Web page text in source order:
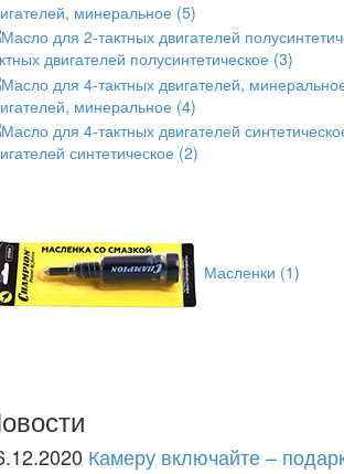
минеральное (5)
двигателей полусинтетическое (3)
минеральное (4)
синтетическое (2)
Масленки (1)
Камеру включайте –